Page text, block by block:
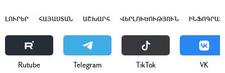
ԼՈՒՐԵՐ ՀԱՅԱՍՏԱՆ ԱՇԽԱՐՀ ՎԵՐԼՈՒԾՈՒԹՅՈՒՆ
Rutube Telegram ТikТоk VK